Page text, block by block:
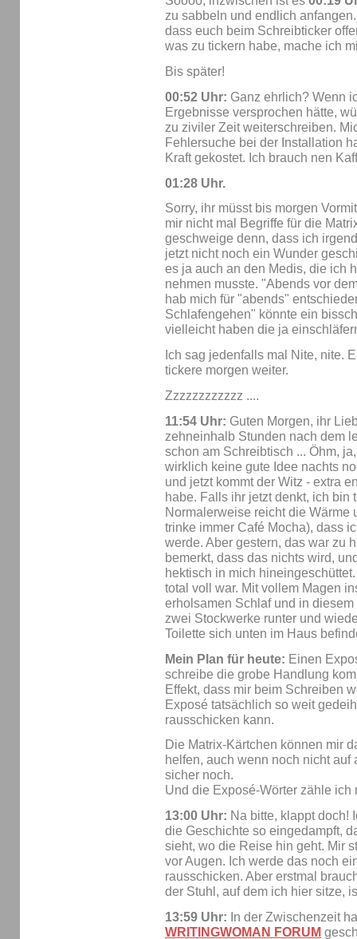
zu sabbeln und endlich
dass euch beim Schreibticker
was zu tickern habe, mache ich
Bis später!
00:52 Uhr: Ganz ehrlich? Wenn
Ergebnisse versprochen hätte,
zu ziviler Zeit weiterschreiben.
Fehlersuche bei der Installation
Kraft gekostet. Ich brauch nen
01:28 Uhr.
Sorry, ihr müsst bis morgen
mir nicht mal Begriffe für die
geschweige denn, dass ich
jetzt nicht noch ein Wunder
es ja auch an den Medis, die ich
nehmen musste. "Abends vor
hab mich für "abends"
Schlafengehen" könnte ein
vielleicht haben die ja
Ich sag jedenfalls mal Nite, nite.
tickere morgen weiter.
Zzzzzzzzzzzz ....
11:54 Uhr: Guten Morgen, ihr
zehneinhalb Stunden nach dem
schon am Schreibtisch ... Öhm,
wirklich keine gute Idee nachts
und jetzt kommt der Witz - extra
habe. Falls ihr jetzt denkt, ich bin
Normalerweise reicht die Wärme
trinke immer Café Mocha), dass
werde. Aber gestern, das war zu
bemerkt, dass das nichts wird,
hektisch in mich
total voll war. Mit vollem Magen
erholsamen Schlaf und in
zwei Stockwerke runter und
Toilette sich unten im Haus
Mein Plan für heute: Einen
schreibe die grobe Handlung
Effekt, dass mir beim Schreiben
Exposé tatsächlich so weit
rausschicken kann.
Die Matrix-Kärtchen können mir
helfen, auch wenn noch nicht
sicher noch.
Und die Exposé-Wörter zähle ich
13:00 Uhr: Na bitte, klappt doch!
die Geschichte so eingedampft,
sieht, wo die Reise hin geht. Mir
vor Augen. Ich werde das noch
rausschicken. Aber erstmal
der Stuhl, auf dem ich hier sitze,
13:59 Uhr: In der Zwischenzeit
WRITINGWOMAN FORUM